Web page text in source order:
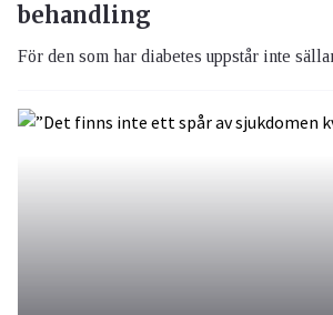
behandling
För den som har diabetes uppstår inte